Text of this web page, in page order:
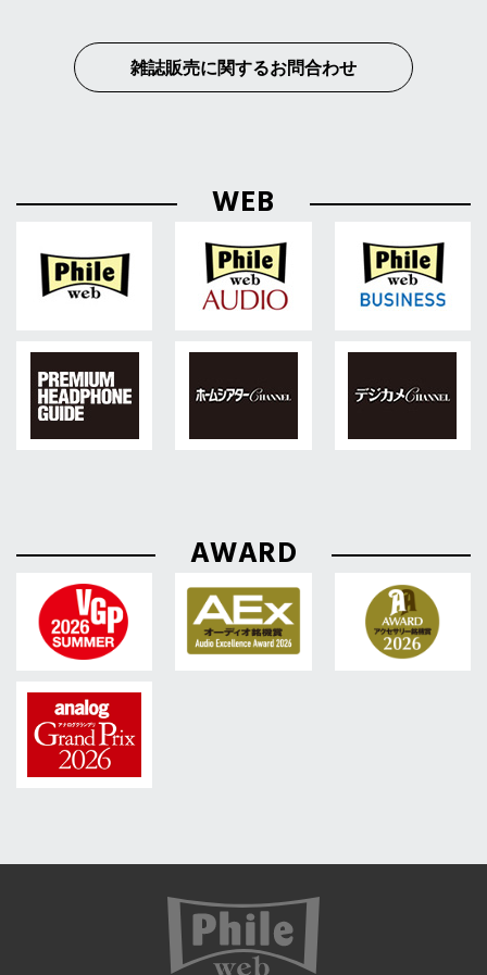
雑誌販売に関するお問合わせ
WEB
AWARD